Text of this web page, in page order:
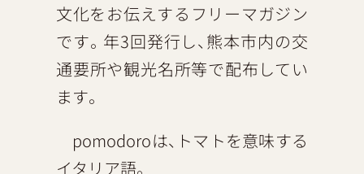
文化をお伝えするフリーマガジン
です。年3回発行し、熊本市内の交
通要所や観光名所等で配布してい
ます。
pomodoroは、トマトを意味する
イタリア語。